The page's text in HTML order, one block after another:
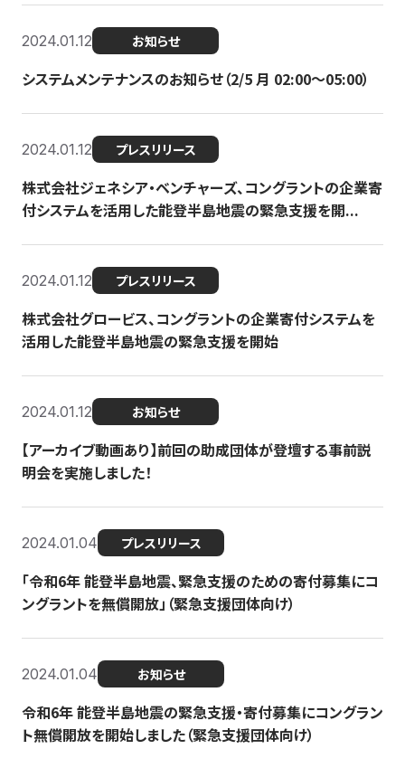
2024.01.12 お知らせ
システムメンテナンスのお知らせ（2/5 月 02:00〜05:00）
2024.01.12 プレスリリース
株式会社ジェネシア・ベンチャーズ、コングラントの企業寄
付システムを活用した能登半島地震の緊急支援を開...
2024.01.12 プレスリリース
株式会社グロービス、コングラントの企業寄付システムを
活用した能登半島地震の緊急支援を開始
2024.01.12 お知らせ
【アーカイブ動画あり】前回の助成団体が登壇する事前説
明会を実施しました！
2024.01.04 プレスリリース
「令和6年 能登半島地震、緊急支援のための寄付募集にコ
ングラントを無償開放」（緊急支援団体向け）
2024.01.04 お知らせ
令和6年 能登半島地震の緊急支援・寄付募集にコングラン
ト無償開放を開始しました（緊急支援団体向け）